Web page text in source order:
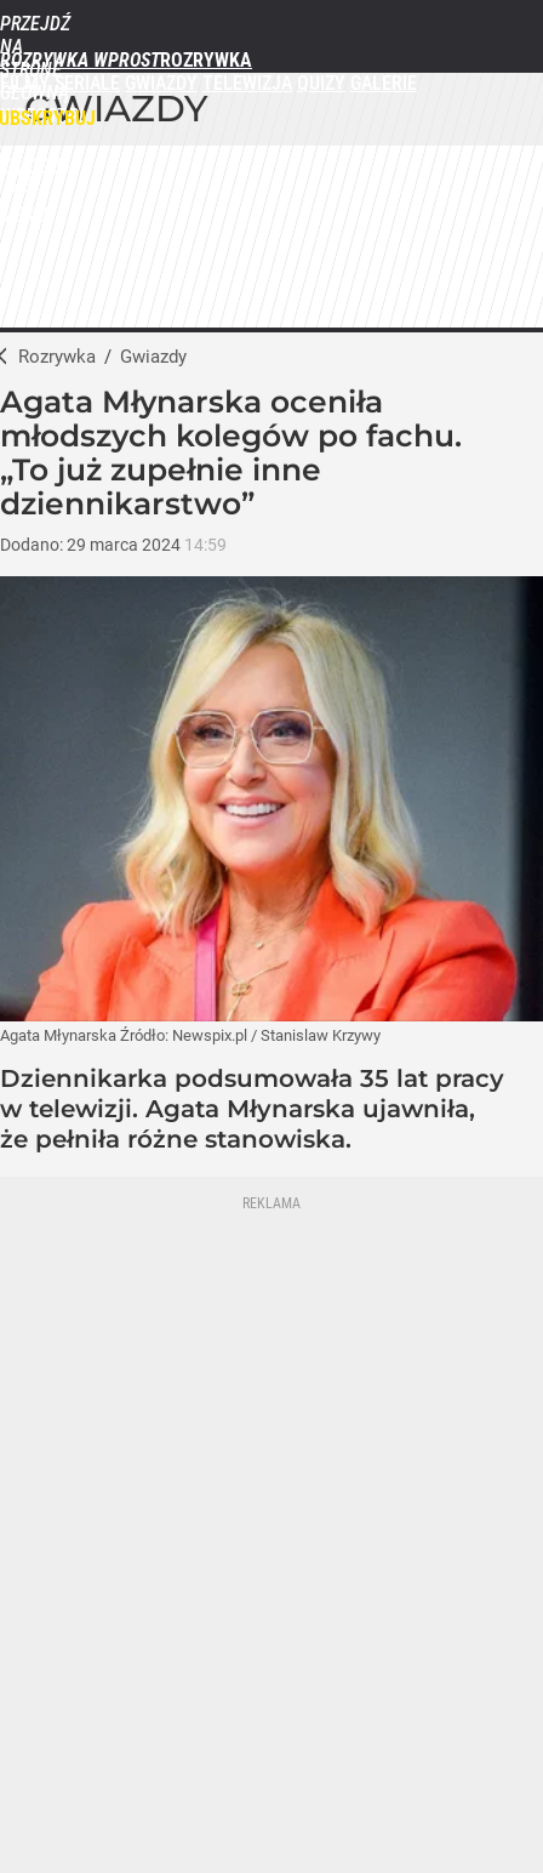
PRZEJDŹ
NA
STRONĘ
GŁÓWNĄ
WPROST.PL
ROZRYWKA WPROST
GWIAZDY
Rozrywka / Gwiazdy
Agata Młynarska oceniła
młodszych kolegów po fachu.
„To już zupełnie inne
dziennikarstwo”
Dodano:29 marca 2024 14:59
Agata Młynarska Źródło: Newspix.pl / Stanislaw Krzywy
Dziennikarka podsumowała 35 lat pracy
w telewizji. Agata Młynarska ujawniła,
że pełniła różne stanowiska.